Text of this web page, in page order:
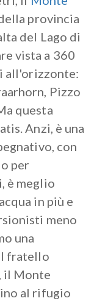
provincia
del Lago di
vista a 360
all'orizzonte:
Pizzo
questa
Anzi, è una
con
per
è meglio
in più e
meno
una
fratello
il Monte
al rifugio